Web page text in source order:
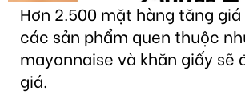
Hơn 2.500 mặt hàng tăng
các sản phẩm quen thuộc
mayonnaise và khăn giấy sẽ
giá.